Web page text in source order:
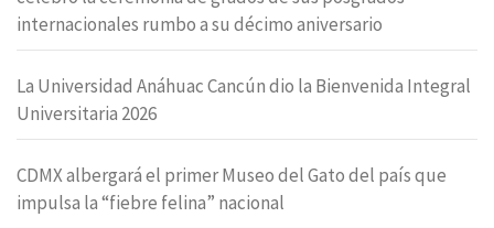
internacionales rumbo a su décimo aniversario
La Universidad Anáhuac Cancún dio la Bienvenida Integral
Universitaria 2026
CDMX albergará el primer Museo del Gato del país que
impulsa la “fiebre felina” nacional